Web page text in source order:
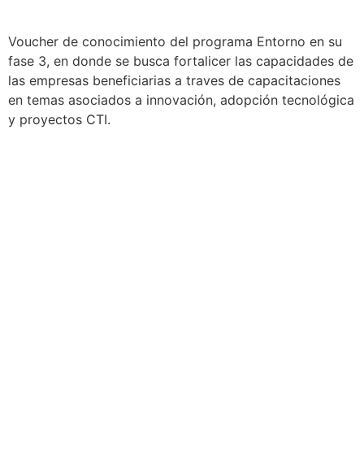
Voucher de conocimiento del programa Entorno en su
fase 3, en donde se busca fortalicer las capacidades de
las empresas beneficiarias a traves de capacitaciones
en temas asociados a innovación, adopción tecnológica
y proyectos CTI.